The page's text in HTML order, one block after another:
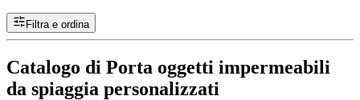
Filtra e ordina
Catalogo di Porta oggetti impermeabili
da spiaggia personalizzati